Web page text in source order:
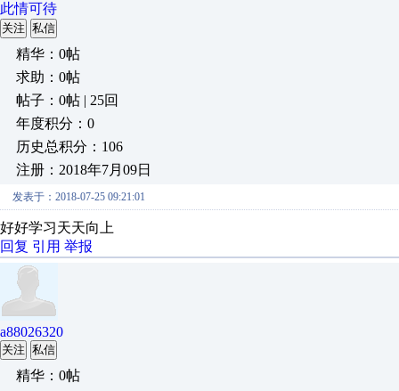
此情可待
关注 私信
精华：0帖
求助：0帖
帖子：0帖 | 25回
年度积分：0
历史总积分：106
注册：2018年7月09日
发表于：2018-07-25 09:21:01
好好学习天天向上
回复 引用 举报
a88026320
关注 私信
精华：0帖